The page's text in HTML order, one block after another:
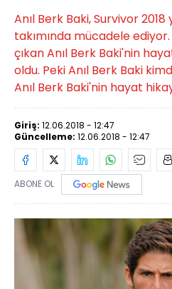
Anıl Berk Baki, Survivor 2018
takımında mücadele ediyor.
çıkan Anıl Berk Baki'nin
oldu. Peki Anıl Berk Baki
Anıl Berk Baki'nin hayat
Giriş: 12.06.2018 - 12:47
Güncelleme: 12.06.2018 - 12:47
ABONE OL